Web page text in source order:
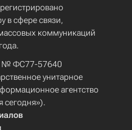
в сфере связи,
коммуникаций
№ ФС77-57640
унитарное
агентство